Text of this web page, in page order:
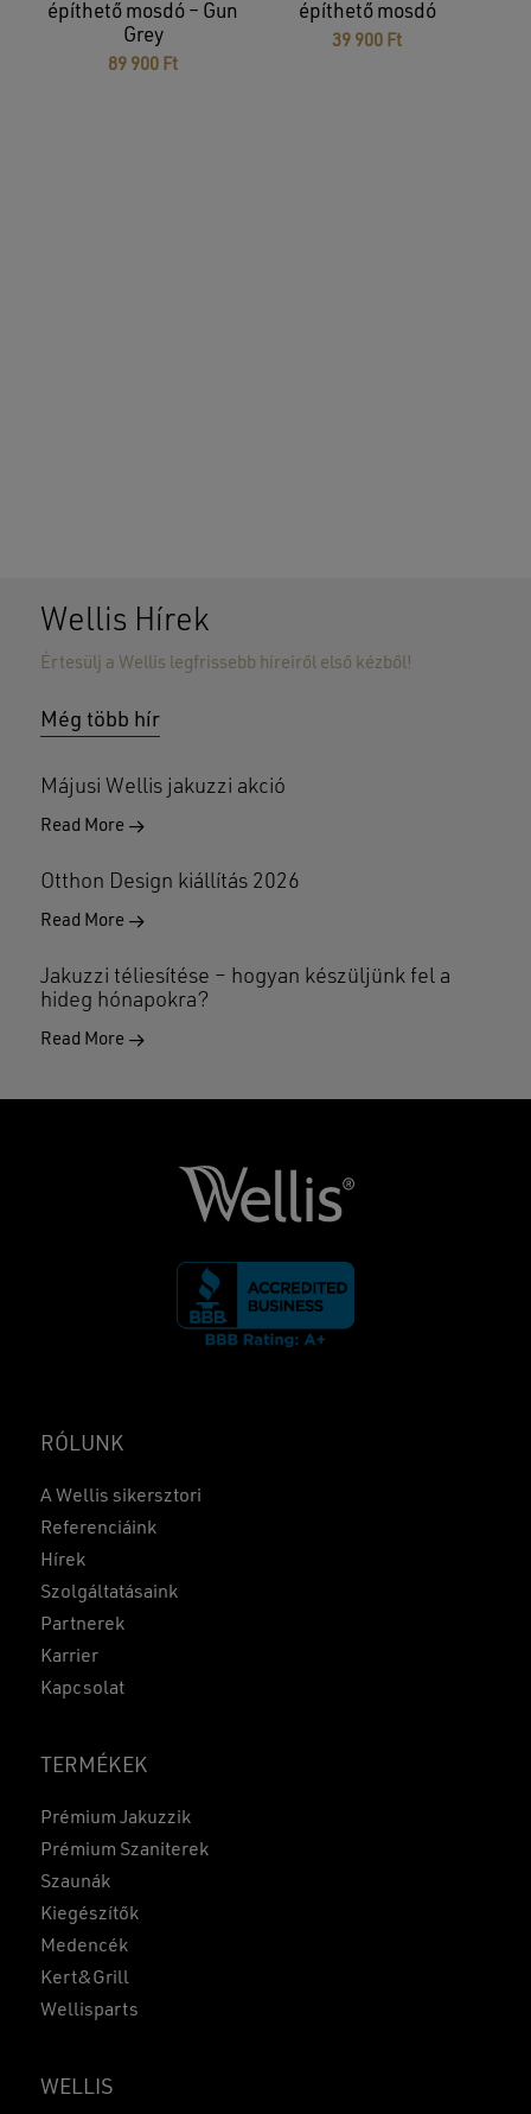
építhető mosdó – Gun
Grey
89 900 Ft
építhető mosdó
39 900 Ft
Wellis Hírek
Értesülj a Wellis legfrissebb híreiről első kézből!
Még több hír
Májusi Wellis jakuzzi akció
Read More
Otthon Design kiállítás 2026
Read More
Jakuzzi téliesítése – hogyan készüljünk fel a
hideg hónapokra?
Read More
RÓLUNK
A Wellis sikersztori
Referenciáink
Hírek
Szolgáltatásaink
Partnerek
Karrier
Kapcsolat
TERMÉKEK
Prémium Jakuzzik
Prémium Szaniterek
Szaunák
Kiegészítők
Medencék
Kert&Grill
Wellisparts
WELLIS